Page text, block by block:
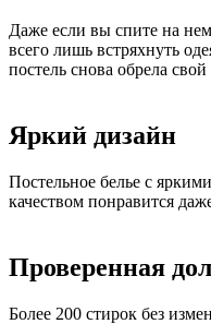
Даже если вы спите на
всего лишь встряхнуть
постель снова обрела
Яркий дизайн
Постельное белье с
качеством понравится
Проверенная
Более 200 стирок без